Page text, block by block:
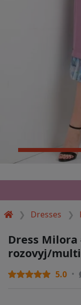
Dresses
Dress Milora
rozovyj/
5.0